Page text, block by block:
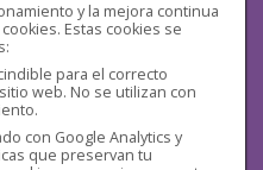
y la mejora continua
Estas cookies se
para el correcto
web. No se utilizan con
con Google Analytics y
que preservan tu